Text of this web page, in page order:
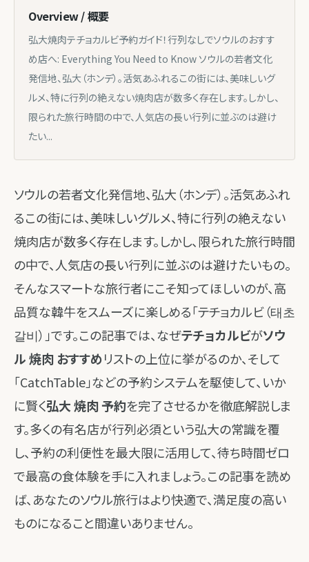
Overview / 概要
弘大焼肉テチョカルビ予約ガイド！行列なしでソウルのおすす
め店へ: Everything You Need to Know ソウルの若者文化
発信地、弘大（ホンデ）。活気あふれるこの街には、美味しいグ
ルメ、特に行列の絶えない焼肉店が数多く存在します。しかし、
限られた旅行時間の中で、人気店の長い行列に並ぶのは避け
たい...
ソウルの若者文化発信地、弘大（ホンデ）。活気あふれ
るこの街には、美味しいグルメ、特に行列の絶えない
焼肉店が数多く存在します。しかし、限られた旅行時間
の中で、人気店の長い行列に並ぶのは避けたいもの。
そんなスマートな旅行者にこそ知ってほしいのが、高
品質な韓牛をスムーズに楽しめる「テチョカルビ（태초
갈비）」です。この記事では、なぜテチョカルビがソウ
ル 焼肉 おすすめリストの上位に挙がるのか、そして
「CatchTable」などの予約システムを駆使して、いか
に賢く弘大 焼肉 予約を完了させるかを徹底解説しま
す。多くの有名店が行列必須という弘大の常識を覆
し、予約の利便性を最大限に活用して、待ち時間ゼロ
で最高の食体験を手に入れましょう。この記事を読め
ば、あなたのソウル旅行はより快適で、満足度の高い
ものになること間違いありません。